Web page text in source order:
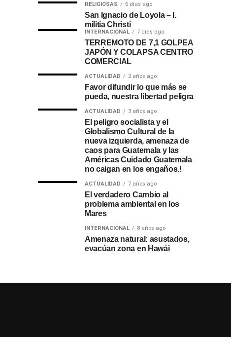
RELIGIOSAS 6 días ago
San Ignacio de Loyola – I.
militia Christi
INTERNACIONAL 7 días ago
TERREMOTO DE 7,1 GOLPEA
JAPÓN Y COLAPSA CENTRO
COMERCIAL
ACTUALIDAD 2 años ago
Favor difundir lo que más se
pueda, nuestra libertad peligra
ACTUALIDAD 3 años ago
El peligro socialista y el
Globalismo Cultural de la
nueva izquierda, amenaza de
caos para Guatemala y las
Américas Cuidado Guatemala
no caigan en los engaños.!
ACTUALIDAD 7 años ago
El verdadero Cambio al
problema ambiental en los
Mares
INTERNACIONAL 8 años ago
Amenaza natural: asustados,
evacúan zona en Hawái